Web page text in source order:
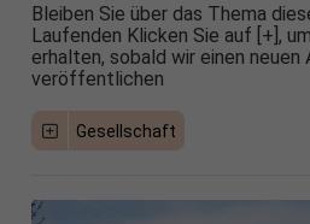
Bleiben Sie über das Thema
Laufenden Klicken Sie auf [+],
erhalten, sobald wir einen
veröffentlichen
Gesellschaft